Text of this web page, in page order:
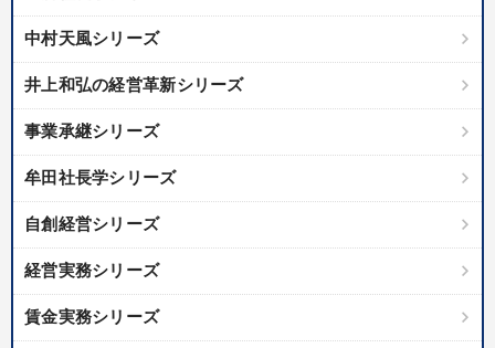
中村天風シリーズ
井上和弘の経営革新シリーズ
事業承継シリーズ
牟田社長学シリーズ
自創経営シリーズ
経営実務シリーズ
賃金実務シリーズ